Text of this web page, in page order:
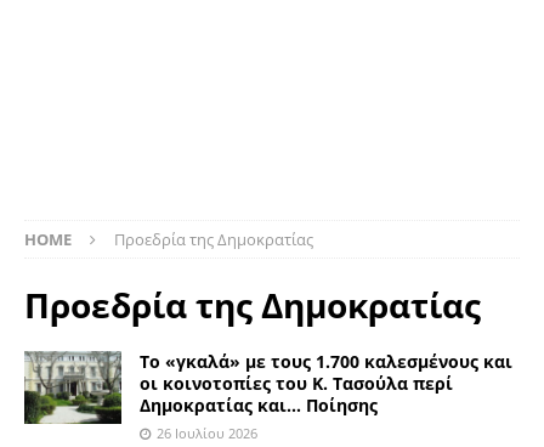
HOME Προεδρία της Δημοκρατίας
Προεδρία της Δημοκρατίας
Το «γκαλά» με τους 1.700 καλεσμένους και
οι κοινοτοπίες του Κ. Τασούλα περί
Δημοκρατίας και… Ποίησης
26 Ιουλίου 2026